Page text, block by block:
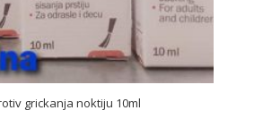
grickanja noktiju 10ml